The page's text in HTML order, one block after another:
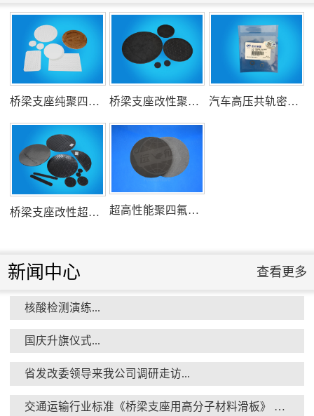
式...
氟塑料行业兴氟沙龙...
组织客户体验深州蜜桃采摘...
衡水市委书记新项目开发参观...
桥梁支座纯聚四氟乙烯滑板 桥梁支座改性聚四氟乙烯滑板 汽车高压共轨密封圈
桥梁支座改性超高分子量聚乙烯滑板 超高性能聚四氟乙烯滑板
新闻中心 查看更多
核酸检测演练...
国庆升旗仪式...
省发改委领导来我公司调研走访...
交通运输行业标准《桥梁支座用高分子材料滑板》 送审稿审查会在京召开...